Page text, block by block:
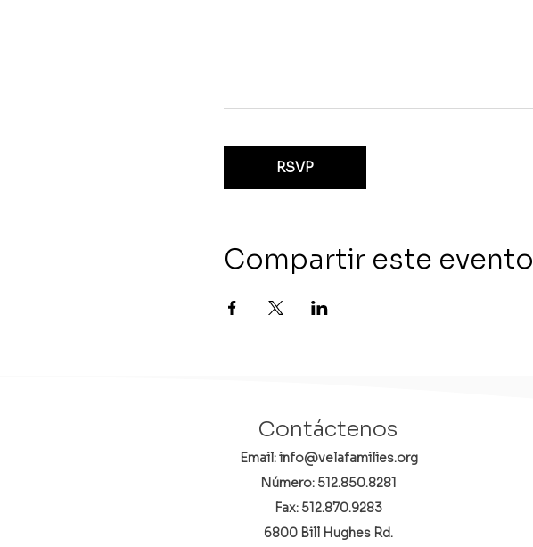
RSVP
Compartir este evento
Contáctenos
Email: info@velafamilies.org
Número: 512.850.8281
Fax: 512.870.9283
6800 Bill Hughes Rd.